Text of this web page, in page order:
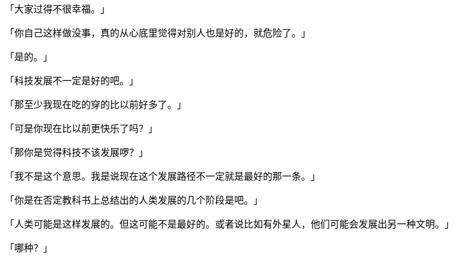
「大家过得不很幸福。」
「你自己这样做没事，真的从心底里觉得对别人也是好的，就危险了。」
「是的。」
「科技发展不一定是好的吧。」
「那至少我现在吃的穿的比以前好多了。」
「可是你现在比以前更快乐了吗？」
「那你是觉得科技不该发展啰？」
「我不是这个意思。我是说现在这个发展路径不一定就是最好的那一条。」
「你是在否定教科书上总结出的人类发展的几个阶段是吧。」
「人类可能是这样发展的。但这可能不是最好的。或者说比如有外星人，他们可能会发展出另一种文明。」
「哪种？」